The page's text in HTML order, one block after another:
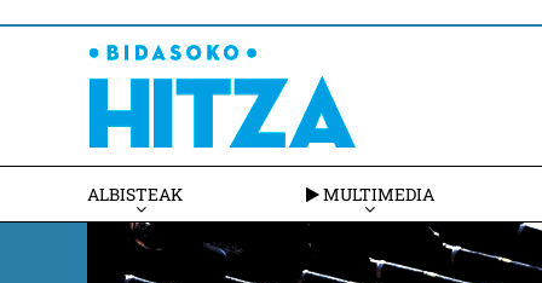
ALBISTEAK MULTIMEDIA